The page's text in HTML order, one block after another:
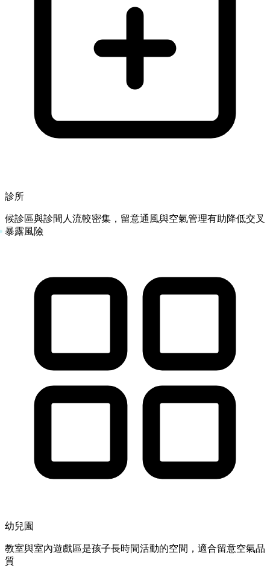
診所
候診區與診間人流較密集，留意通風與空氣管理有助降低交叉
暴露風險
幼兒園
教室與室內遊戲區是孩子長時間活動的空間，適合留意空氣品
質